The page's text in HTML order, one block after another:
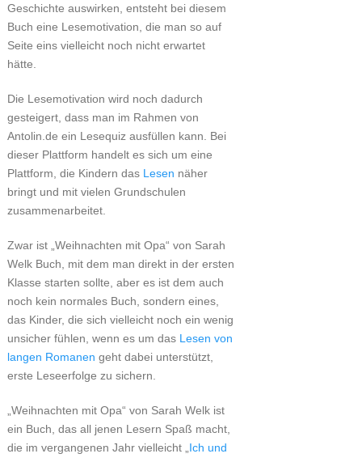
Geschichte auswirken, entsteht bei diesem
Buch eine Lesemotivation, die man so auf
Seite eins vielleicht noch nicht erwartet
hätte.
Die Lesemotivation wird noch dadurch
gesteigert, dass man im Rahmen von
Antolin.de ein Lesequiz ausfüllen kann. Bei
dieser Plattform handelt es sich um eine
Plattform, die Kindern das Lesen näher
bringt und mit vielen Grundschulen
zusammenarbeitet.
Zwar ist „Weihnachten mit Opa“ von Sarah
Welk Buch, mit dem man direkt in der ersten
Klasse starten sollte, aber es ist dem auch
noch kein normales Buch, sondern eines,
das Kinder, die sich vielleicht noch ein wenig
unsicher fühlen, wenn es um das Lesen von
langen Romanen geht dabei unterstützt,
erste Leseerfolge zu sichern.
„Weihnachten mit Opa“ von Sarah Welk ist
ein Buch, das all jenen Lesern Spaß macht,
die im vergangenen Jahr vielleicht „ Ich und